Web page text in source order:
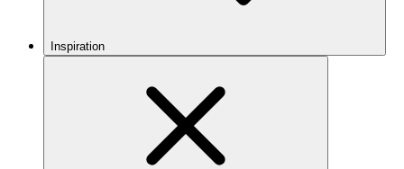
Inspiration